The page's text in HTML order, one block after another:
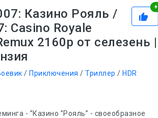
+
Казино Рояль /
Casino Royale
2160p от селезень |
/Приключения /Триллер /HDR
- ”Казино ”Рояль” - своеобразное